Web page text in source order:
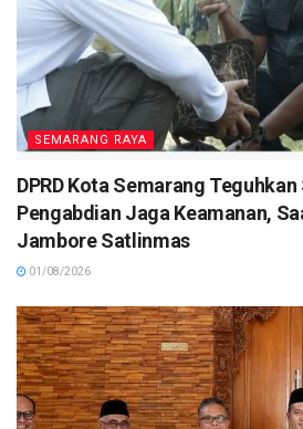
SEMARANG RAYA
DPRD Kota Semarang
Pengabdian Jaga Keamanan,
Jambore Satlinmas
01/08/2026